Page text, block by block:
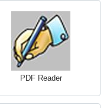
PDF Reader